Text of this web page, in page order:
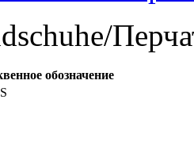
обозначение